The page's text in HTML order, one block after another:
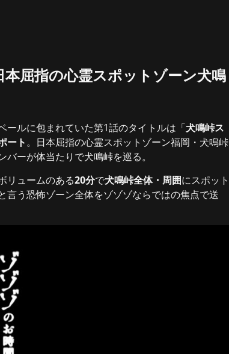
屈指の心霊スポットゾーン犬鳴
ールに包まれていた第1話のタイトルは「犬鳴峠ス
ート。日本屈指の心霊スポットゾーン福岡・犬鳴峠
ーが体当たりで犬鳴峠を巡る。
リュームのある20分で犬鳴峠全体・周囲にスポット
言う恐怖ゾーン全体をゾゾゾならではの焦点で送